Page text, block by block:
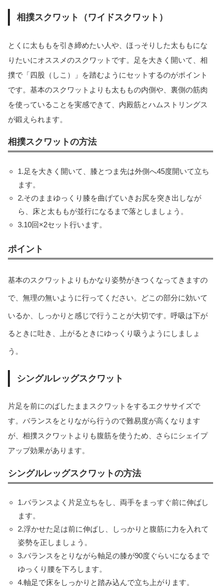
相撲スクワット（ワイドスクワット）
とくに太ももを引き締めたい人や、ほっそりした太ももにな
りたいにオススメのスクワットです。足を大きく開いて、相
撲で「四股（しこ）」を踏むようにセットするのがポイント
です。基本のスクワットよりも太ももの内側や、裏側の筋肉
を使っていることを実感できて、内殿筋とハムストリングス
が鍛えられます。
相撲スクワットの方法
1.足を大きく開いて、膝とつま先は外側へ45度開いて立ち
ます。
2.そのままゆっくり膝を曲げていきお尻を突き出しなが
ら、床と太ももが並行になるまで落としましょう。
3.10回×2セット行います。
ポイント
基本のスクワットよりもかなり姿勢がきつくなってきますの
で、無理の無いように行ってください。どこの部分に効いて
いるか、しっかりと感じで行うことが大切です。呼吸は下が
るときに吐き、上がるときにゆっくり吸うようにしましょ
う。
シングルレッグスクワット
片足を前にのばしたままスクワットをするエクササイズで
す。バランスをとりながら行うので難易度が高くなります
が、相撲スクワットよりも腹筋を使うため、さらにシェイプ
アップ効果があります。
シングルレッグスクワットの方法
1.バランスよく片足立ちをし、両手をまっすぐ前に伸ばし
ます。
2.浮かせた足は前に伸ばし、しっかりと腹筋に力を入れて
姿勢を正しましょう。
3.バランスをとりながら軸足の膝が90度ぐらいになるまで
ゆっくり腰を下ろします。
4.軸足で床をしっかりと踏み込んで立ち上がります。